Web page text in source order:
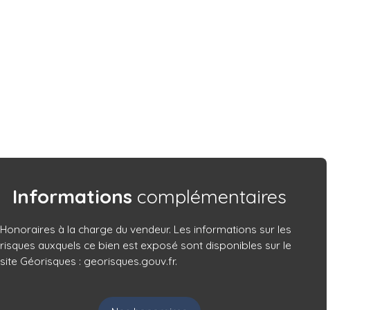
Informations complémentaires
Honoraires à la charge du vendeur. Les informations sur les
risques auxquels ce bien est exposé sont disponibles sur le
site Géorisques : georisques.gouv.fr.